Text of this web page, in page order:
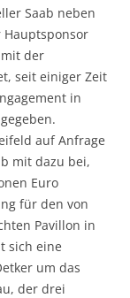
Saab neben
Hauptsponsor
der
seit einiger Zeit
in
auf Anfrage
mit dazu bei,
Euro
für den von
Pavillon in
sich eine
um das
der drei